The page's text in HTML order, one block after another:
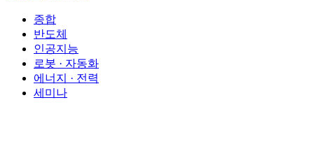
종합
반도체
인공지능
로봇 · 자동화
에너지 · 전력
세미나